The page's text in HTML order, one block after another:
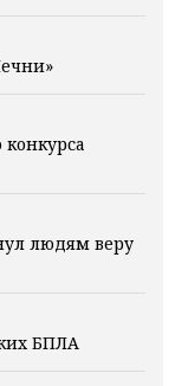
людям веру
БПЛА